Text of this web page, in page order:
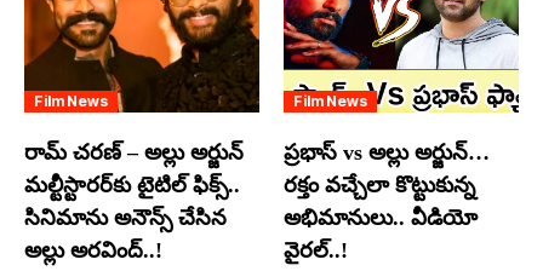
Film News
రామ్ చరణ్ – అల్లు అర్జున్
మల్టీస్టారర్​కు టైటిల్ ఫిక్స్..
సినిమాను అనౌన్స్ చేసిన
అల్లు అరవింద్..!
Film News
ప్రభాస్ vs అల్లు అర్జున్…
రక్తం వచ్చేలా కొట్టుకున్న
అభిమానులు.. వీడియో
వైరల్..!